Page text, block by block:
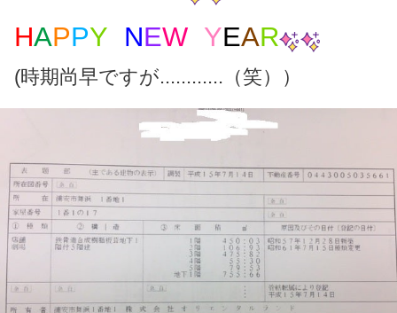
HAPPY NEW YEAR
(時期尚早ですが............（笑））